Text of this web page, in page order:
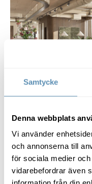
Samtycke
Denna webbplats
Vi använder
och annonserna till
för sociala medier
vidarebefordrar även
Spaces
Det finns
London – och
kontorsaktören
erbjuda flexibla